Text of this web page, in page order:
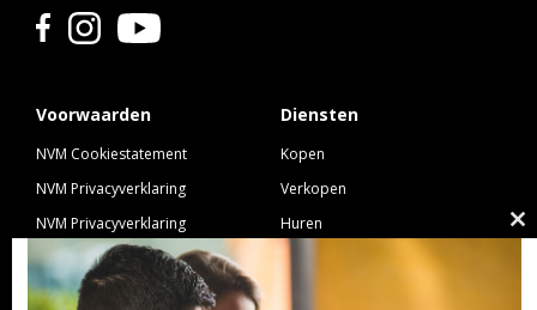
Voorwaarden
NVM Cookiestatement
NVM Privacyverklaring
NVM Privacyverklaring
Nieuwbouw
NVM Voorwaarden Consument
Diensten
Kopen
Verkopen
Huren